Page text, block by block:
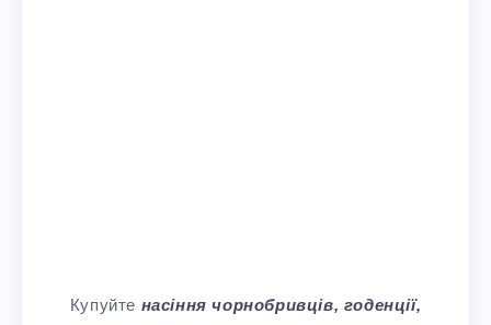
Купуйте насіння чорнобривців, годенції,